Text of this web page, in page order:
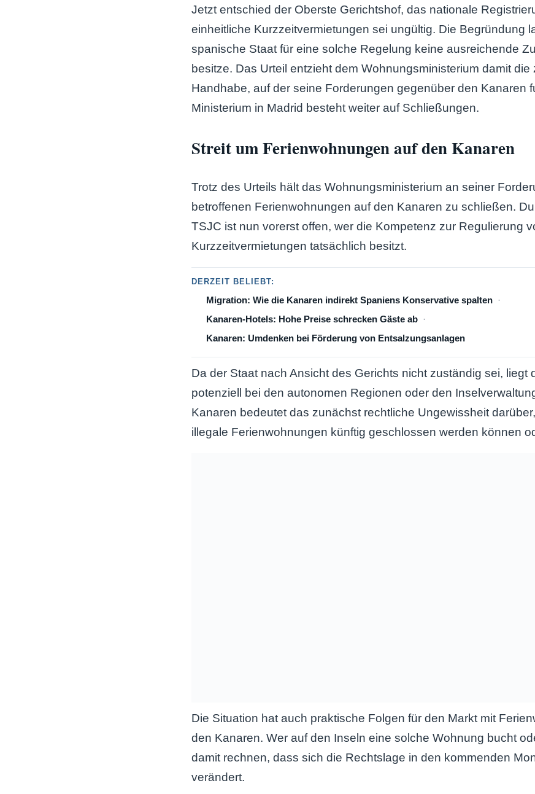
Jetzt entschied der Oberste Gerichtshof, das nationale
einheitliche Kurzzeitvermietungen sei ungültig. Die Begründung
spanische Staat für eine solche Regelung keine ausreichende
besitze. Das Urteil entzieht dem Wohnungsministerium damit die
Handhabe, auf der seine Forderungen gegenüber den Kanaren
Ministerium in Madrid besteht weiter auf Schließungen.
Streit um Ferienwohnungen auf den Kanaren
Trotz des Urteils hält das Wohnungsministerium an seiner
betroffenen Ferienwohnungen auf den Kanaren zu schließen.
TSJC ist nun vorerst offen, wer die Kompetenz zur Regulierung
Kurzzeitvermietungen tatsächlich besitzt.
DERZEIT BELIEBT:
Migration: Wie die Kanaren indirekt Spaniens Konservative spalten
Kanaren-Hotels: Hohe Preise schrecken Gäste ab
Kanaren: Umdenken bei Förderung von Entsalzungsanlagen
Da der Staat nach Ansicht des Gerichts nicht zuständig sei, liegt
potenziell bei den autonomen Regionen oder den
Kanaren bedeutet das zunächst rechtliche Ungewissheit
illegale Ferienwohnungen künftig geschlossen werden können
Die Situation hat auch praktische Folgen für den Markt mit
den Kanaren. Wer auf den Inseln eine solche Wohnung bucht
damit rechnen, dass sich die Rechtslage in den kommenden
verändert.